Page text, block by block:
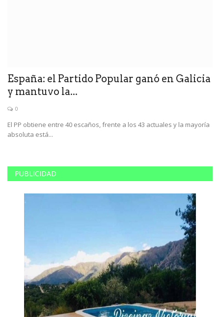
España: el Partido Popular ganó en Galicia
y mantuvo la...
0
El PP obtiene entre 40 escaños, frente a los 43 actuales y la mayoría
absoluta está...
PUBLICIDAD